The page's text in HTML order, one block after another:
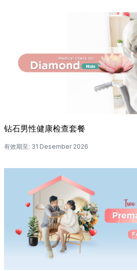
钻石男性健康检查套餐
有效期至: 31 Desember 2026